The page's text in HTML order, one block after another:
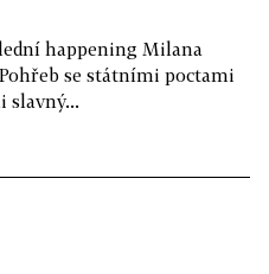
happening Milana
se státními poctami
slavný...